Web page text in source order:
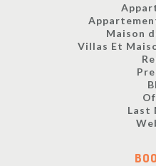
Maison
Villas Et
Last